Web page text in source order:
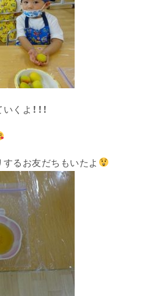
くよ！！！
るお友だちもいたよ